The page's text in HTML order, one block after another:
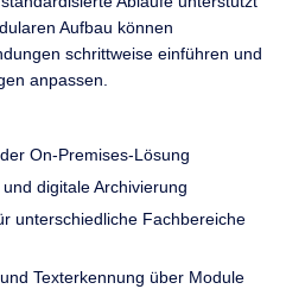
Aufbau können
schrittweise einführen und
anpassen.
On-Premises-Lösung
digitale Archivierung
unterschiedliche Fachbereiche
Texterkennung über Module